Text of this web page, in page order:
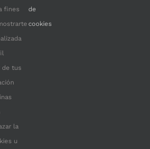
tu permiso para cargarse.
fines
de tus
la
u
de
cookies